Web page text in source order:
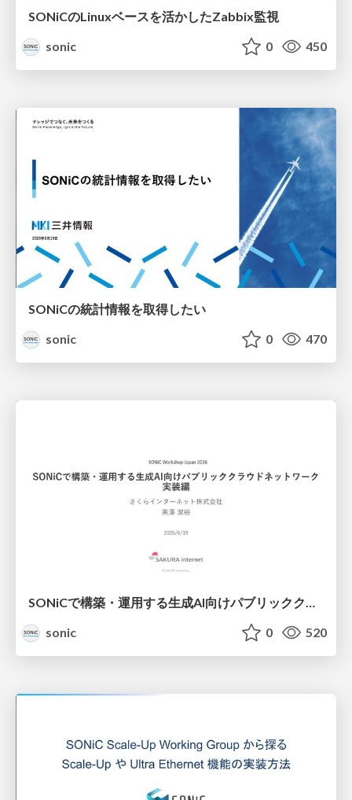
SONiCのLinuxベースを活かしたZabbix監視
sonic
0 450
SONiCの統計情報を取得したい
sonic
0 470
SONiCで構築・運用する生成AI向けパブリッククラウドネットワーク ～実装編～
sonic
0 520